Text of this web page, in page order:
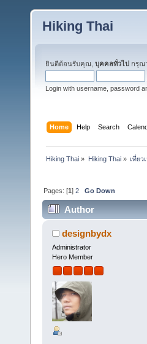
Hiking Thai
ยินดีต้อนรับคุณ, บุคคลทั่วไป กรุณ
Login with username, password
Home Help Search
Hiking Thai » Hiking Thai» เที่ยว
Pages: [1]2 Go Down
Author
designbydx
Administrator
Hero Member